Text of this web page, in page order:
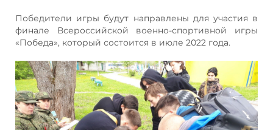
Победители игры будут направлены для участия в
финале Всероссийской военно-спортивной игры
«Победа», который состоится в июле 2022 года.